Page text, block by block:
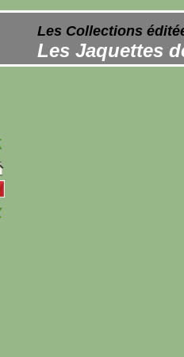
Les Collections
Les Jaquettes